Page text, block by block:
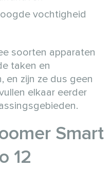
vochtigheid
soorten apparaten
taken en
en zijn ze dus geen
elkaar eerder
Smart
12